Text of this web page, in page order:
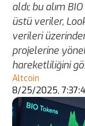
aldı; bu alım
üstü veriler,
verileri
projelerine
hareketliliğini
Altcoin
8/25/2025,